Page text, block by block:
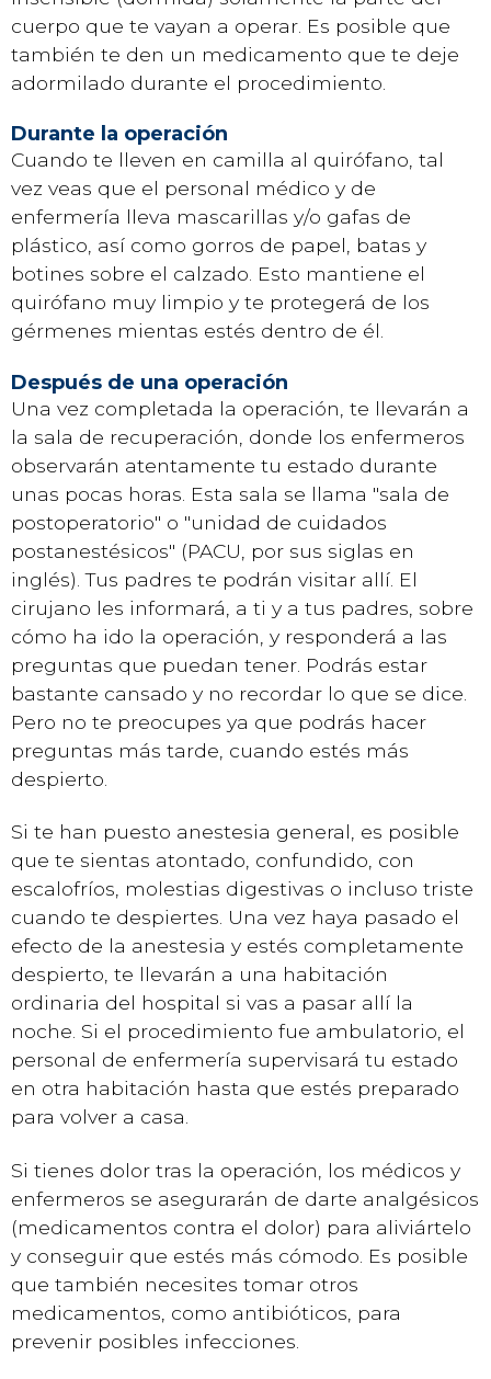
cuerpo que te vayan a operar. Es posible que
también te den un medicamento que te deje
adormilado durante el procedimiento.
Durante la operación
Cuando te lleven en camilla al quirófano, tal
vez veas que el personal médico y de
enfermería lleva mascarillas y/o gafas de
plástico, así como gorros de papel, batas y
botines sobre el calzado. Esto mantiene el
quirófano muy limpio y te protegerá de los
gérmenes mientas estés dentro de él.
Después de una operación
Una vez completada la operación, te llevarán a
la sala de recuperación, donde los enfermeros
observarán atentamente tu estado durante
unas pocas horas. Esta sala se llama "sala de
postoperatorio" o "unidad de cuidados
postanestésicos" (PACU, por sus siglas en
inglés). Tus padres te podrán visitar allí. El
cirujano les informará, a ti y a tus padres, sobre
cómo ha ido la operación, y responderá a las
preguntas que puedan tener. Podrás estar
bastante cansado y no recordar lo que se dice.
Pero no te preocupes ya que podrás hacer
preguntas más tarde, cuando estés más
despierto.
Si te han puesto anestesia general, es posible
que te sientas atontado, confundido, con
escalofríos, molestias digestivas o incluso triste
cuando te despiertes. Una vez haya pasado el
efecto de la anestesia y estés completamente
despierto, te llevarán a una habitación
ordinaria del hospital si vas a pasar allí la
noche. Si el procedimiento fue ambulatorio, el
personal de enfermería supervisará tu estado
en otra habitación hasta que estés preparado
para volver a casa.
Si tienes dolor tras la operación, los médicos y
enfermeros se asegurarán de darte analgésicos
(medicamentos contra el dolor) para aliviártelo
y conseguir que estés más cómodo. Es posible
que también necesites tomar otros
medicamentos, como antibióticos, para
prevenir posibles infecciones.